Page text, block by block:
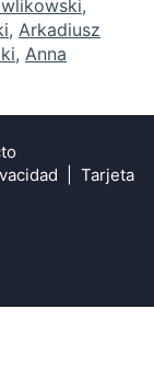
,
, Arkadiusz
, Anna
Tarjeta